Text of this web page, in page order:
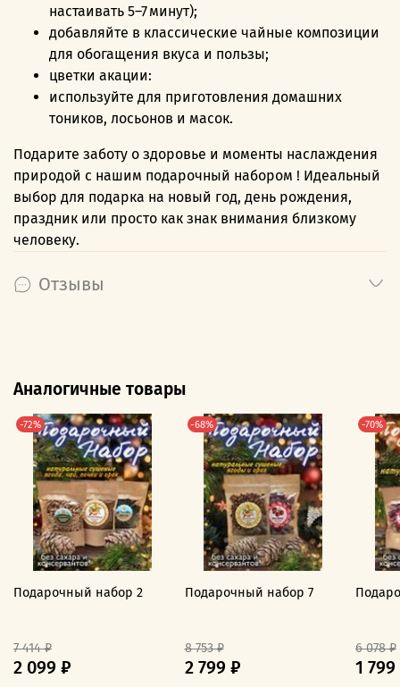
настаивать 5–7 минут);
добавляйте в классические чайные композиции
для обогащения вкуса и пользы;
цветки акации:
используйте для приготовления домашних
тоников, лосьонов и масок.
Подарите заботу о здоровье и моменты наслаждения
природой с нашим подарочный набором ! Идеальный
выбор для подарка на новый год, день рождения,
праздник или просто как знак внимания близкому
человеку.
Отзывы
Аналогичные товары
-72%
Подарочный набор 2
7 414 ₽
2 099 ₽
-68%
Подарочный набор 7
8 753 ₽
2 799 ₽
-70%
6 078 ₽
1